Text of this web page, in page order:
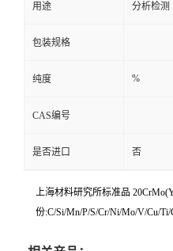
用途 分析检测
包装规格
纯度 %
CAS编号
是否进口 否
上海材料研究所标准品
份:C/Si/Mn/P/S/Cr/Ni/Mo/V/Cu/